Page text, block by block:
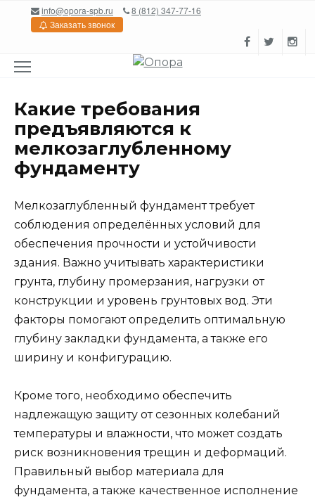
Перейтиinfo@opora-spb.ru
8 (812) 347-77-16
Заказать звонок
Какие требования
предъявляются к
мелкозаглубленному
фундаменту
Мелкозаглубленный фундамент требует
соблюдения определённых условий для
обеспечения прочности и устойчивости
здания. Важно учитывать характеристики
грунта, глубину промерзания, нагрузки от
конструкции и уровень грунтовых вод. Эти
факторы помогают определить оптимальную
глубину закладки фундамента, а также его
ширину и конфигурацию.
Кроме того, необходимо обеспечить
надлежащую защиту от сезонных колебаний
температуры и влажности, что может создать
риск возникновения трещин и деформаций.
Правильный выбор материала для
фундамента, а также качественное исполнение